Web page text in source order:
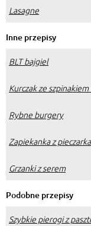
Lasagne
Inne przepisy
BLT bajgiel
Kurczak ze
Rybne burgery
Zapiekanka z
Grzanki z serem
Podobne przepisy
Szybkie pierogi z